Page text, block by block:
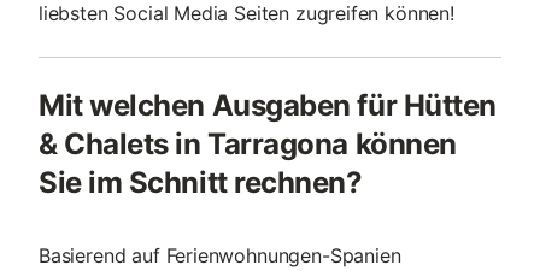
liebsten Social Media Seiten zugreifen können!
Mit welchen Ausgaben für Hütten
& Chalets in Tarragona können
Sie im Schnitt rechnen?
Basierend auf Ferienwohnungen-Spanien